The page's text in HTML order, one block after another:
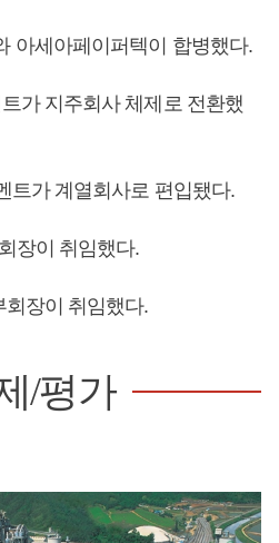
아세아페이퍼텍이 합병했다.
가 지주회사 체제로 전환했
트가 계열회사로 편입됐다.
회장이 취임했다.
회장이 취임했다.
/평가